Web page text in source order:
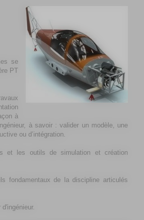
se
PT
à
à savoir : valider un modèle, une
ou d’intégration.
et les outils de simulation et création
fondamentaux de la discipline articulés